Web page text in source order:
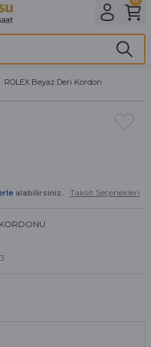
AYDINLATMA & ELEKTRİK
ROLEX Beyaz Deri Kordon
alabilirsiniz. Taksit Seçenekleri